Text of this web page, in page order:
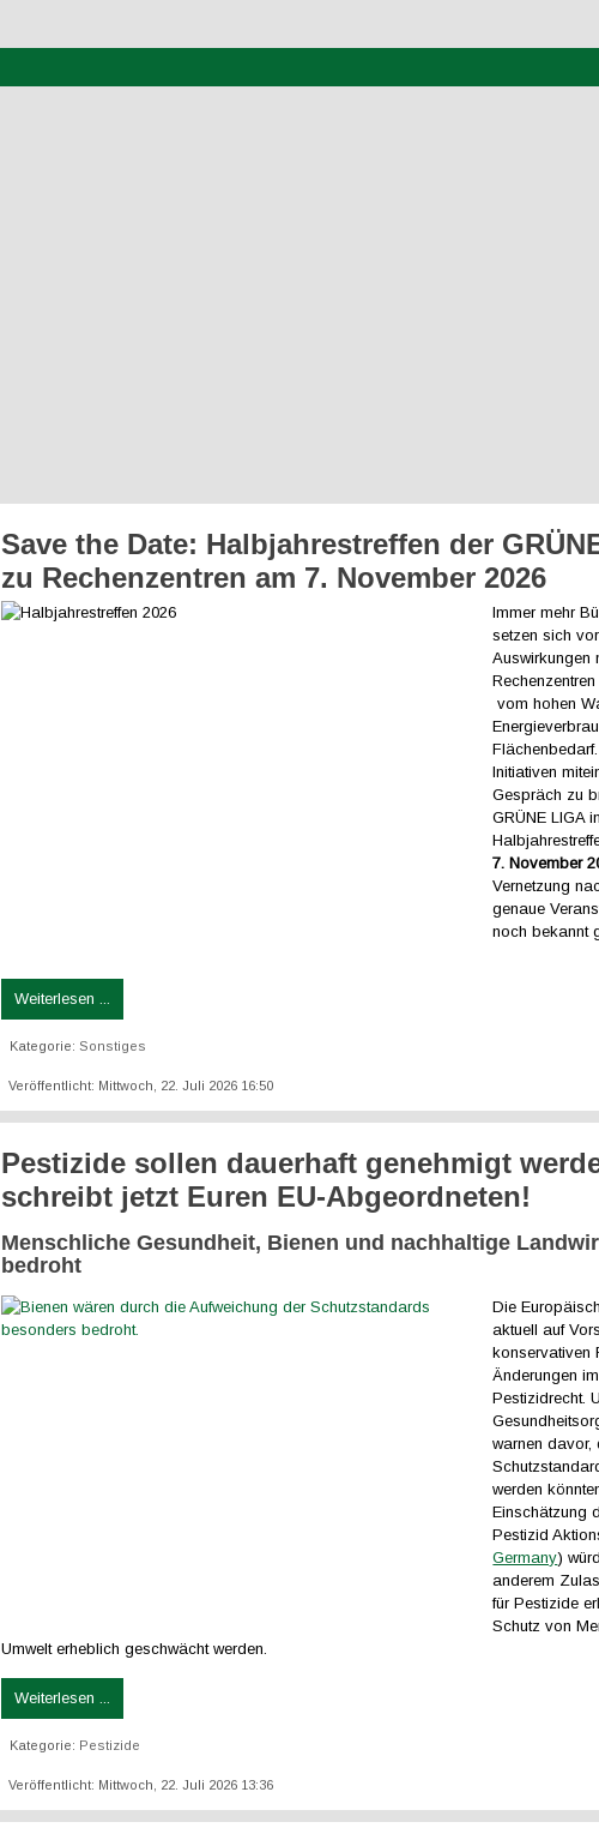
Save the Date: Halbjahrestreffen der
zu Rechenzentren am 7. November 2026
Immer mehr
setzen sich
Auswirkungen
vom hohen
Initiativen
Gespräch zu
GRÜNE LIGA
7. November
Vernetzung
genaue
noch bekannt
Weiterlesen ...
Kategorie:Sonstiges
Veröffentlicht: Mittwoch, 22. Juli 2026 16:50
Pestizide sollen dauerhaft genehmigt
schreibt jetzt Euren EU-Abgeordneten!
Menschliche Gesundheit, Bienen und nachhaltige
bedroht
Die
aktuell auf
konservativen
Änderungen
Pestizidrecht.
warnen davor,
werden
Einschätzung
Pestizid
Germany)
anderem
für Pestizide
Schutz von
Umwelt erheblich geschwächt werden.
Weiterlesen ...
Kategorie: Pestizide
Veröffentlicht: Mittwoch, 22. Juli 2026 13:36